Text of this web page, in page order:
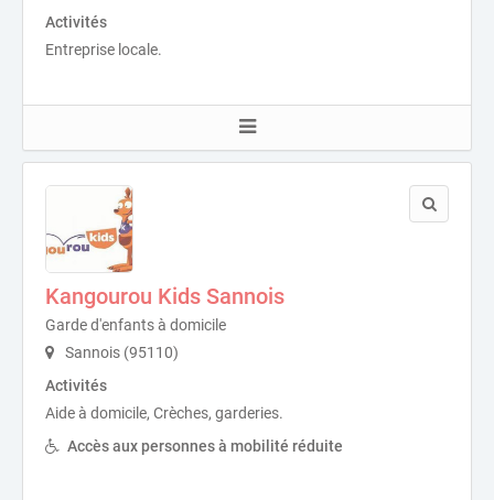
Activités
Entreprise locale.
Kangourou Kids Sannois
Garde d'enfants à domicile
Sannois (95110)
Activités
Aide à domicile, Crèches, garderies.
Accès aux personnes à mobilité réduite